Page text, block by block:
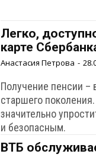
Легко,
карте
Анастасия Петрова -
Получение пенсии
старшего
значительно
и безопасным.
ВТБ